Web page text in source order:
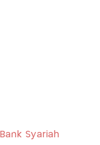
Bank Syariah